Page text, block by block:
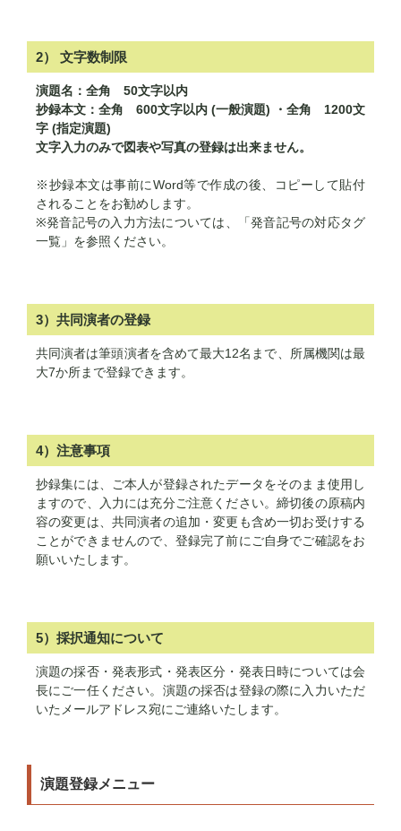
2） 文字数制限
演題名：全角 50文字以内
抄録本文：全角 600文字以内 (一般演題) ・全角 1200文
字 (指定演題)
文字入力のみで図表や写真の登録は出来ません。
※抄録本文は事前にWord等で作成の後、コピーして貼付
されることをお勧めします。
※発音記号の入力方法については、「発音記号の対応タグ
一覧」を参照ください。
3）共同演者の登録
共同演者は筆頭演者を含めて最大12名まで、所属機関は最
大7か所まで登録できます。
4）注意事項
抄録集には、ご本人が登録されたデータをそのまま使用し
ますので、入力には充分ご注意ください。締切後の原稿内
容の変更は、共同演者の追加・変更も含め一切お受けする
ことができませんので、登録完了前にご自身でご確認をお
願いいたします。
5）採択通知について
演題の採否・発表形式・発表区分・発表日時については会
長にご一任ください。演題の採否は登録の際に入力いただ
いたメールアドレス宛にご連絡いたします。
演題登録メニュー